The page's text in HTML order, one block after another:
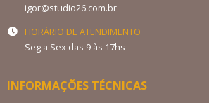
igor@studio26.com.br
HORÁRIO DE ATENDIMENTO
Seg a Sex das 9 às 17hs
INFORMAÇÕES TÉCNICAS